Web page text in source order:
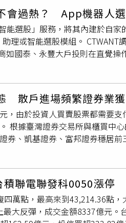
修正、資金重新配置及投資人風
年的事件型修正有較多相似之
會過熱？ App機器人
能選股」服務，將其內建於自
理或智能選股模組。
如國泰、永豐大戶投則在直覺
控獲利主要引擎。（圖／翻攝
選股的龍頭App；在選股特色上
括牛棚控球股、價值選股、成
投」App 、「豐存股」搭載「
外資、投信等買超個股、企業
適合搭配台美股定期定額進行
機器人化」，提供包括大師選
時多空診斷，用簡單的星星評
」與「專業研究報告」的雙腦
點、營收變化，並針對波段操作
；在選股上利用量化大數據對
發條件（例如：KD 黃金交叉、
「選股大師」智能系統，提供
散戶進場頻繁證券業
，由於投資人買賣股票都需要
根據臺灣證券交易所與櫃買中
券、凱基證券、富邦證券穩居
台股加權指數頻創高，投資學
數、融資餘額、電子下單或金
能與元大分庭抗禮的強大民營
前茅。永豐金證券「豐存股」等
低手續費」策略打破市場生態
商品實力雄厚。 統一證券雖非
積聯電聯發科0050漲停
萬點，最高來到43,214.36點
大反彈，成交金額8337億元。